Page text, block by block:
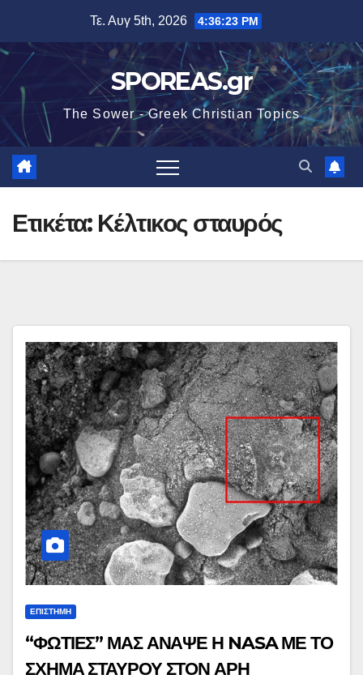
περιεχόμενο
Τε. Αυγ 5th, 2026 4:36:24 PM
SPOREAS.gr
The Sower - Greek Christian Topics
Ετικέτα: Κέλτικος σταυρός
ΕΠΙΣΤΗΜΗ
“ΦΩΤΙΕΣ” ΜΑΣ ΑΝΑΨΕ Η NASA ΜΕ ΤΟ
ΣΧΗΜΑ ΣΤΑΥΡΟΥ ΣΤΟΝ ΑΡΗ